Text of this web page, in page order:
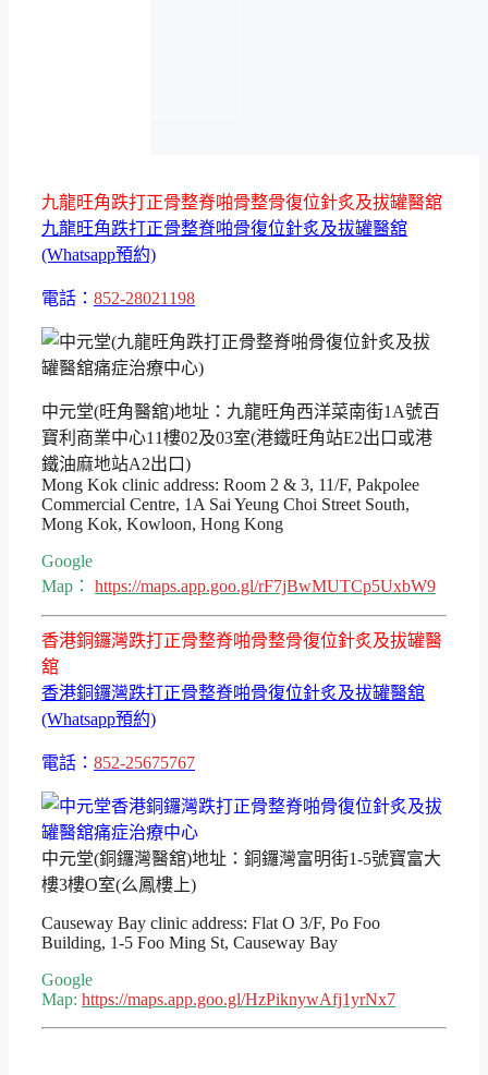
九龍旺角跌打正骨整脊啪骨整骨復位針炙及拔罐醫舘
九龍旺角跌打正骨整脊啪骨復位針炙及拔罐醫舘
(Whatsapp預約)
電話： 852-28021198
中元堂(旺角醫舘)地址：九龍旺角西洋菜南街1A號百
寶利商業中心11樓02及03室(港鐵旺角站E2出口或港
鐵油麻地站A2出口)
Mong Kok clinic address: Room 2 & 3, 11/F, Pakpolee
Commercial Centre, 1A Sai Yeung Choi Street South,
Mong Kok, Kowloon, Hong Kong
Google
Map： https://maps.app.goo.gl/rF7jBwMUTCp5UxbW9
香港銅鑼灣跌打正骨整脊啪骨整骨復位針炙及拔罐醫
舘
香港銅鑼灣跌打正骨整脊啪骨復位針炙及拔罐醫舘
(Whatsapp預約)
電話： 852-25675767
中元堂(銅鑼灣醫舘)地址：銅鑼灣富明街1-5號寶富大
樓3樓O室(么鳳樓上)
Causeway Bay clinic address: Flat O 3/F, Po Foo
Building, 1-5 Foo Ming St, Causeway Bay
Google
Map: https://maps.app.goo.gl/HzPiknywAfj1yrNx7